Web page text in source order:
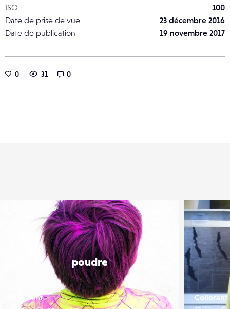
ISO
100
Date de prise de vue
23 décembre 2016
Date de publication
19 novembre 2017
0 31 0
poudre
Collorant
Liker
Collorant